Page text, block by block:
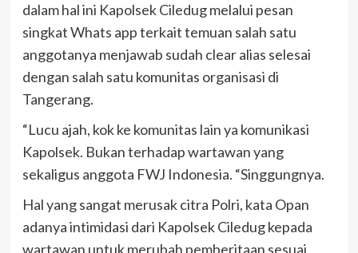
dalam hal ini Kapolsek Ciledug melalui pesan
singkat Whats app terkait temuan salah satu
anggotanya menjawab sudah clear alias selesai
dengan salah satu komunitas organisasi di
Tangerang.
“Lucu ajah, kok ke komunitas lain ya komunikasi
Kapolsek. Bukan terhadap wartawan yang
sekaligus anggota FWJ Indonesia. “Singgungnya.
Hal yang sangat merusak citra Polri, kata Opan
adanya intimidasi dari Kapolsek Ciledug kepada
wartawan untuk merubah pemberitaan sesuai